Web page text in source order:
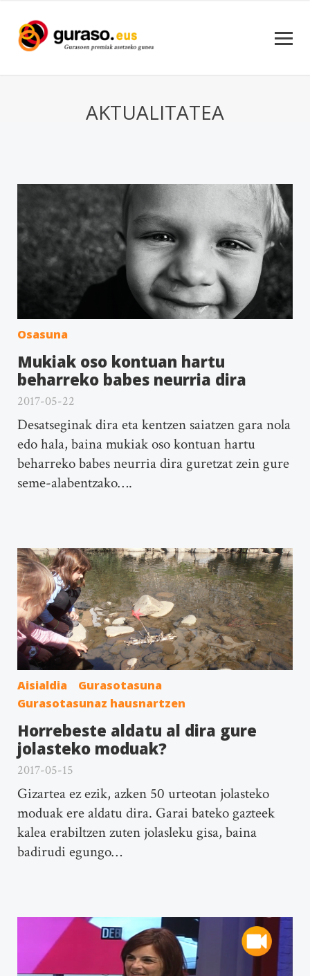
AKTUALITATEA
Osasuna
Mukiak oso kontuan hartu
beharreko babes neurria dira
2017-05-22
Desatseginak dira eta kentzen saiatzen gara nola
edo hala, baina mukiak oso kontuan hartu
beharreko babes neurria dira guretzat zein gure
seme-alabentzako….
Aisialdia
Gurasotasuna
Gurasotasunaz hausnartzen
Horrebeste aldatu al dira gure
jolasteko moduak?
2017-05-15
Gizartea ez ezik, azken 50 urteotan jolasteko
moduak ere aldatu dira. Garai bateko gazteek
kalea erabiltzen zuten jolasleku gisa, baina
badirudi egungo…